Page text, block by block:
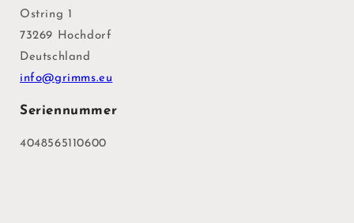
Ostring 1
73269 Hochdorf
Deutschland
info@grimms.eu
Seriennummer
4048565110600